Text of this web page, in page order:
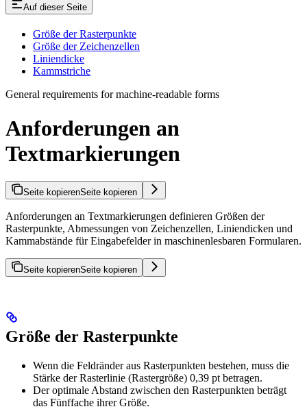
Auf dieser Seite
Größe der Rasterpunkte
Größe der Zeichenzellen
Liniendicke
Kammstriche
General requirements for machine-readable forms
Anforderungen an
Textmarkierungen
Seite kopierenSeite kopieren
Anforderungen an Textmarkierungen definieren Größen der
Rasterpunkte, Abmessungen von Zeichenzellen, Liniendicken und
Kammabstände für Eingabefelder in maschinenlesbaren Formularen.
Seite kopierenSeite kopieren
Größe der Rasterpunkte
Wenn die Feldränder aus Rasterpunkten bestehen, muss die
Stärke der Rasterlinie (Rastergröße) 0,39 pt betragen.
Der optimale Abstand zwischen den Rasterpunkten beträgt
das Fünffache ihrer Größe.